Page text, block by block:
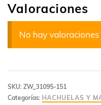
Valoraciones
No hay valoraciones
SKU: ZW_31095-151
Categorías: HACHUELAS Y